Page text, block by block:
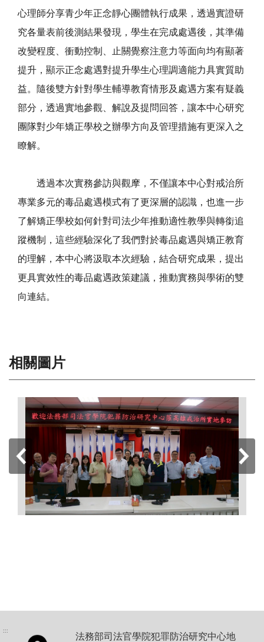
心理師分享青少年正念靜心團體執行成果，透過實證研
究各量表前後測結果發現，學生在完成處遇後，其準備
改變程度、衝動控制、止關覺察注意力等面向均有顯著
提升，顯示正念處遇對提升學生心理調適能力具實質助
益。隨後雙方針對學生輔導教育情形及處遇方案有疑義
部分，透過實地參觀、解說及提問回答，讓本中心研究
團隊對少年矯正學校之辦學方向及管理措施有更深入之
瞭解。
透過本次實務參訪與觀摩，不僅讓本中心對戒治所
專業多元的毒品處遇模式有了更深層的認識，也進一步
了解矯正學校如何針對司法少年推動適性教學與轉銜追
蹤機制，這些經驗深化了我們對於毒品處遇與矯正教育
的理解，本中心將汲取本次經驗，結合研究成果，提出
更具實效性的毒品處遇政策建議，推動實務與學術的雙
向連結。
相關圖片
:::
法務部司法官學院犯罪防治研究中心地